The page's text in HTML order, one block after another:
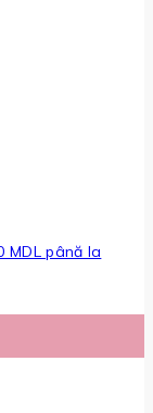
MDL până la